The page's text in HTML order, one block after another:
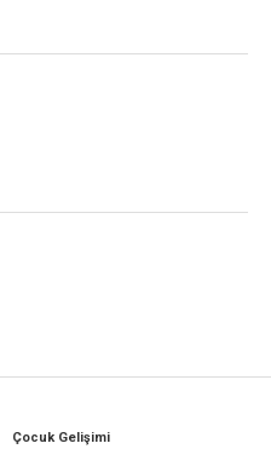
Çocuk Gelişimi